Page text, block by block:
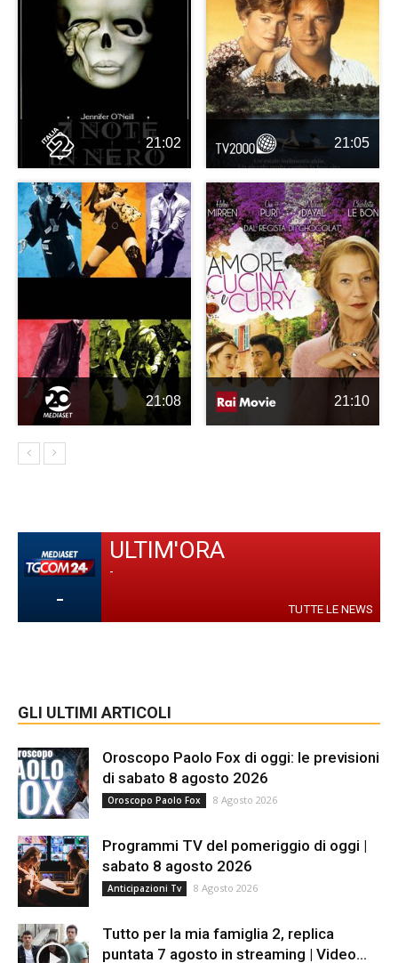
21:02 21:05
21:08 21:10
-
ULTIM'ORA
-
TUTTE LE NEWS
GLI ULTIMI ARTICOLI
Oroscopo Paolo Fox di oggi: le previsioni
di sabato 8 agosto 2026
Oroscopo Paolo Fox 8 Agosto 2026
Programmi TV del pomeriggio di oggi |
sabato 8 agosto 2026
Anticipazioni Tv 8 Agosto 2026
Tutto per la mia famiglia 2, replica
puntata 7 agosto in streaming | Video...